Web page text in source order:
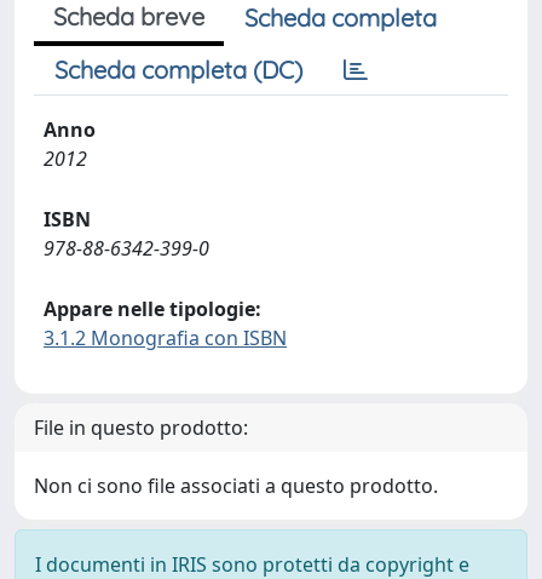
Scheda breve
Scheda completa
Scheda completa (DC)
Anno
2012
ISBN
978-88-6342-399-0
Appare nelle tipologie:
3.1.2 Monografia con ISBN
File in questo prodotto:
Non ci sono file associati a questo prodotto.
I documenti in IRIS sono protetti da copyright e